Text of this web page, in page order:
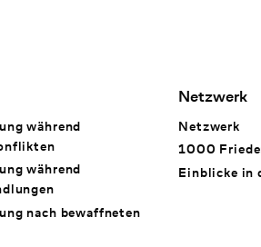
während
während
nach bewaffneten
Netzwerk
Netzwerk
1000
Einblicke in